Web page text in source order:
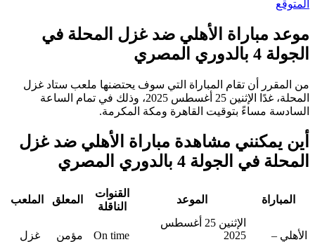
مباراة الأهلي ضد غزل المحلة في
المصري
أن تقام المباراة التي سوف يحتضنها ملعب ستاد غزل
المحلة، غدًا الإثنين 25 أغسطس 2025، وذلك في تمام الساعة
مساءً بتوقيت القاهرة ومكة المكرمة.
مشاهدة مباراة الأهلي ضد غزل
الجولة 4 بالدوري المصري
المعلق الملعب
الإثنين 25 أغسطس
2025
On time
مؤمن
غزل